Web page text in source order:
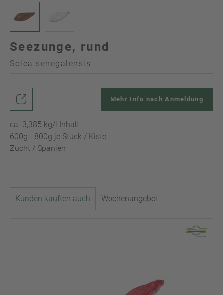
Seezunge, rund
Solea senegalensis
ca. 3,385 kg/l Inhalt
600g - 800g je Stück / Kiste
Zucht / Spanien
Mehr Info nach Anmeldung
Kunden kauften auch Wochenangebot